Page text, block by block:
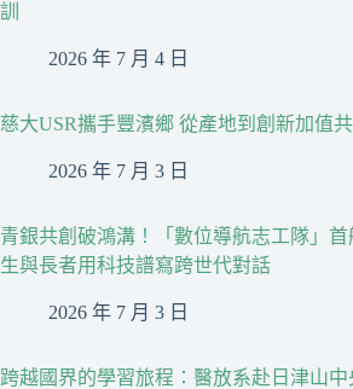
訓
2026 年 7 月 4 日
慈大USR攜手豐濱鄉 從產地到創新加值
2026 年 7 月 3 日
青銀共創破鴻溝！「數位導航志工隊」
生與長者用科技譜寫跨世代對話
2026 年 7 月 3 日
跨越國界的學習旅程：醫放系赴日津山